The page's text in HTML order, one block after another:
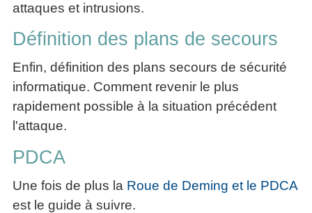
attaques et intrusions.
Définition des plans de secours
Enfin, définition des plans secours de sécurité
informatique. Comment revenir le plus
rapidement possible à la situation précédent
l'attaque.
PDCA
Une fois de plus la Roue de Deming et le PDCA
est le guide à suivre.